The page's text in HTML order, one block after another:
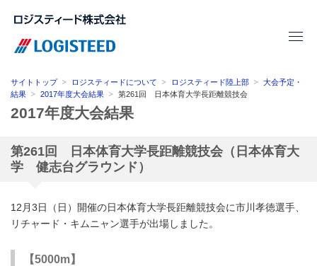
サイトトップ ロジスティードについて ロジスティード陸上部
大会予定・
結果
2017年度大会結果 第261回 日本体育大学長距離競技会
2017年度大会結果
第261回 日本体育大学長距離競技会（日本体育大
学 健志台グラウンド）
12月3日（日）開催の日本体育大学長距離競技会に市川孝徳選手、
リチャード・キムニャン選手が出場しました。
【5000m】